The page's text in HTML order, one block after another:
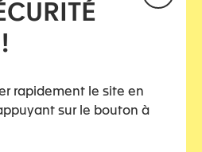
rapidement le site en
sur le bouton à